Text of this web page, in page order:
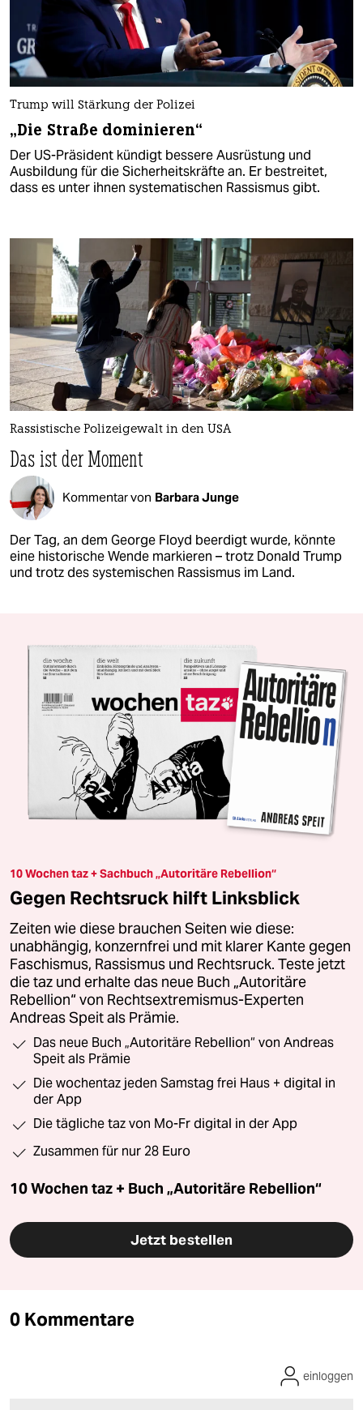
Trump will Stärkung der Polizei
„Die Straße dominieren“
Der US-Präsident kündigt bessere Ausrüstung und
Ausbildung für die Sicherheitskräfte an. Er bestreitet,
dass es unter ihnen systematischen Rassismus gibt.
Rassistische Polizeigewalt in den USA
Das ist der Moment
Kommentar von Barbara Junge
Der Tag, an dem George Floyd beerdigt wurde, könnte
eine historische Wende markieren – trotz Donald Trump
und trotz des systemischen Rassismus im Land.
10 Wochen taz + Sachbuch „Autoritäre Rebellion“
Gegen Rechtsruck hilft Linksblick
Zeiten wie diese brauchen Seiten wie diese:
unabhängig, konzernfrei und mit klarer Kante gegen
Faschismus, Rassismus und Rechtsruck. Teste jetzt
die taz und erhalte das neue Buch „Autoritäre
Rebellion“ von Rechtsextremismus-Experten
Andreas Speit als Prämie.
Das neue Buch „Autoritäre Rebellion“ von Andreas
Speit als Prämie
Die wochentaz jeden Samstag frei Haus + digital in
der App
Die tägliche taz von Mo-Fr digital in der App
Zusammen für nur 28 Euro
10 Wochen taz + Buch „Autoritäre Rebellion“
Jetzt bestellen
0 Kommentare
einloggen